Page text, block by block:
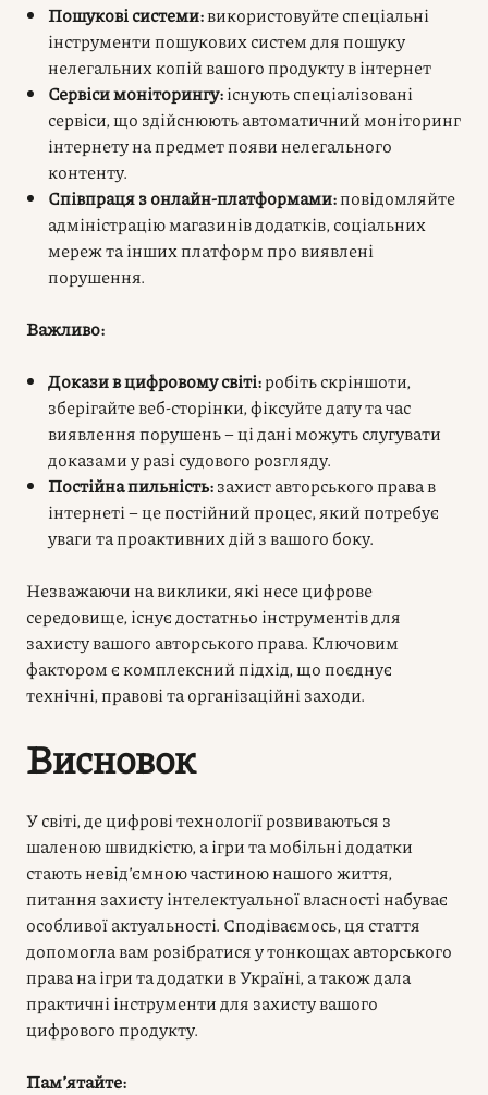
Пошукові системи:використовуйте спеціальні
інструменти пошукових систем для пошуку
нелегальних копій вашого продукту в інтернет
Сервіси моніторингу:існують спеціалізовані
сервіси, що здійснюють автоматичний моніторинг
інтернету на предмет появи нелегального
контенту.
Співпраця з онлайн-платформами:повідомляйте
адміністрацію магазинів додатків, соціальних
мереж та інших платформ про виявлені
порушення.
Важливо:
Докази в цифровому світі:робіть скріншоти,
зберігайте веб-сторінки, фіксуйте дату та час
виявлення порушень – ці дані можуть слугувати
доказами у разі судового розгляду.
Постійна пильність:захист авторського права в
інтернеті – це постійний процес, який потребує
уваги та проактивних дій з вашого боку.
Незважаючи на виклики, які несе цифрове
середовище, існує достатньо інструментів для
захисту вашого авторського права. Ключовим
фактором є комплексний підхід, що поєднує
технічні, правові та організаційні заходи.
Висновок
У світі, де цифрові технології розвиваються з
шаленою швидкістю, а ігри та мобільні додатки
стають невід’ємною частиною нашого життя,
питання захисту інтелектуальної власності набуває
особливої актуальності. Сподіваємось, ця стаття
допомогла вам розібратися у тонкощах авторського
права на ігри та додатки в Україні, а також дала
практичні інструменти для захисту вашого
цифрового продукту.
Пам’ятайте: